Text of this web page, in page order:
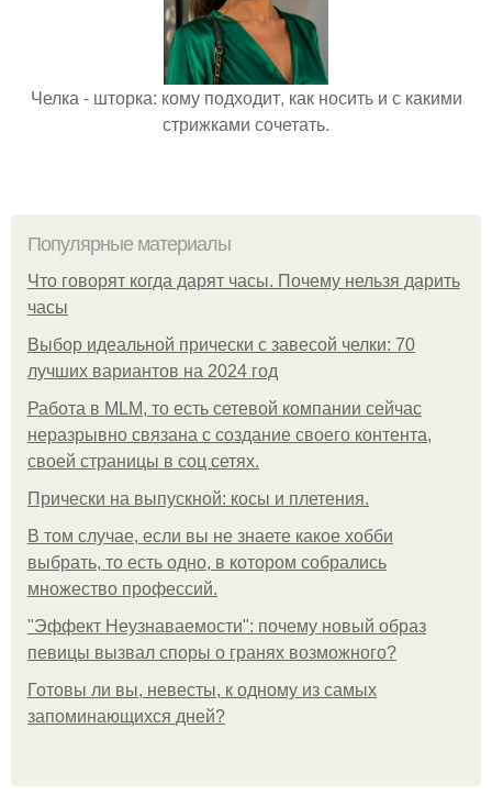
Челка - шторка: кому подходит, как носить и с какими
стрижками сочетать.
Популярные материалы
Что говорят когда дарят часы. Почему нельзя дарить
часы
Выбор идеальной прически с завесой челки: 70
лучших вариантов на 2024 год
Работа в MLM, то есть сетевой компании сейчас
неразрывно связана с создание своего контента,
своей страницы в соц сетях.
Прически на выпускной: косы и плетения.
В том случае, если вы не знаете какое хобби
выбрать, то есть одно, в котором собрались
множество профессий.
"Эффект Неузнаваемости": почему новый образ
певицы вызвал споры о гранях возможного?
Готовы ли вы, невесты, к одному из самых
запоминающихся дней?